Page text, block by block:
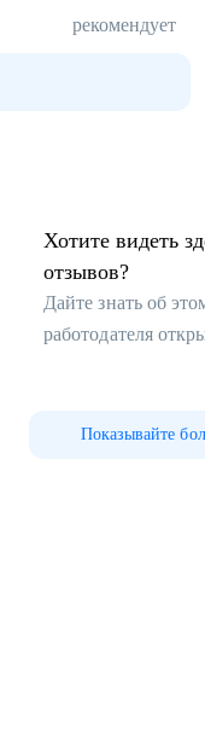
рекомендует
Хотите видеть
отзывов?
Дайте знать об
работодателя
Показывайте